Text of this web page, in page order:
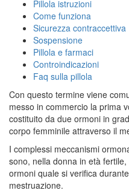
Pillola istruzioni
Come funziona
Sicurezza contraccettiva
Sospensione
Pillola e farmaci
Controindicazioni
Faq sulla pillola
Con questo termine viene
messo in commercio la prima
costituito da due ormoni in
corpo femminile attraverso il
I complessi meccanismi
sono, nella donna in età
ormoni quale si verifica
mestruazione.